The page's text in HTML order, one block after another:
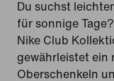
Du suchst
für sonnige
Nike Club
gewährleistet ein
Oberschenkeln